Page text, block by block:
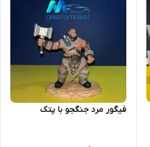
فیگور مرد جنگجو با پتک